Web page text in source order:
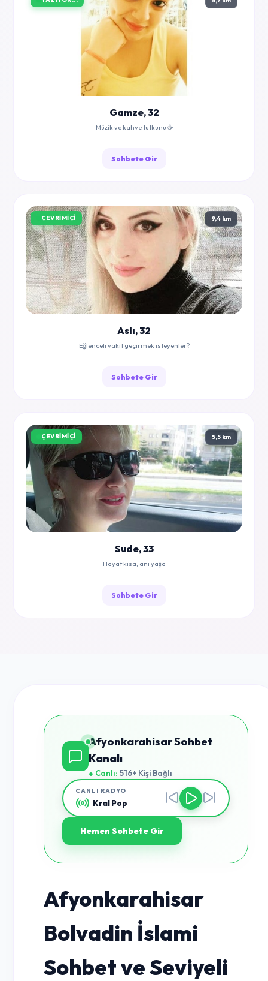
Gamze, 32
Müzik ve kahve tutkunu ☕
Sohbete Gir
ÇEVRIMIÇI 9,4 km
Aslı, 32
Eğlenceli vakit geçirmek isteyenler?
Sohbete Gir
ÇEVRIMIÇI 5,5 km
Sude, 33
Hayat kısa, anı yaşa
Sohbete Gir
Afyonkarahisar Sohbet
Kanalı
● Canlı: 516+ Kişi Bağlı
CANLI RADYO
Kral Pop
Hemen Sohbete Gir
Afyonkarahisar
Bolvadin İslami
Sohbet ve Seviyeli